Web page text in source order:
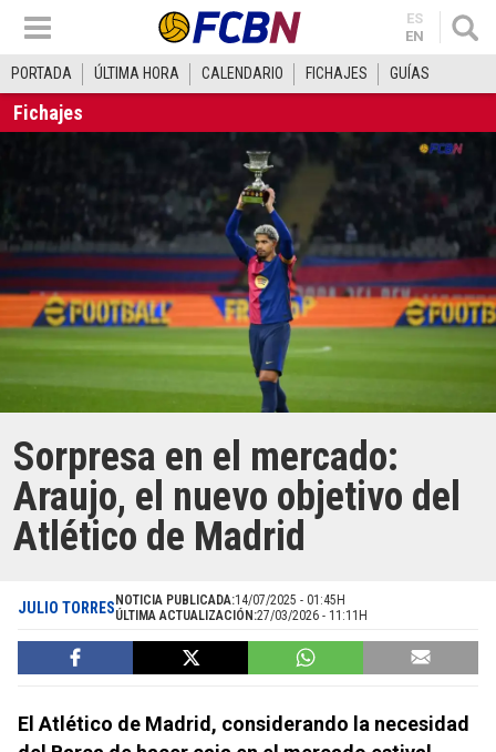
ES
EN
PORTADA ÚLTIMA HORA CALENDARIO FICHAJES GUÍAS
Fichajes
Sorpresa en el mercado:
Araujo, el nuevo objetivo del
Atlético de Madrid
JULIO TORRES NOTICIA PUBLICADA:14/07/2025 - 01:45H
ÚLTIMA ACTUALIZACIÓN:27/03/2026 - 11:11H
El Atlético de Madrid, considerando la necesidad